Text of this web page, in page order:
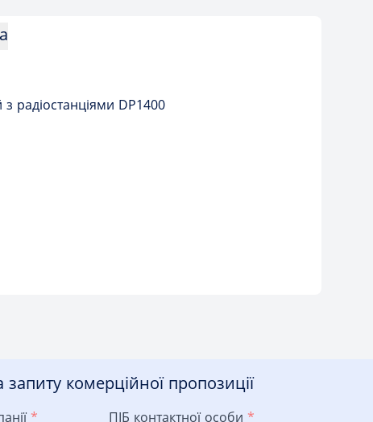
радіостанціями DP1400
комерційної пропозиції
* ПІБ контактної особи *